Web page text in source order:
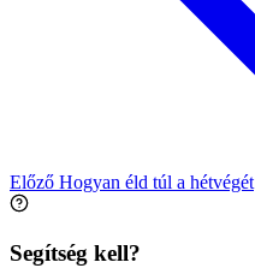
Előző Hogyan éld túl a hétvégét
Segítség kell?